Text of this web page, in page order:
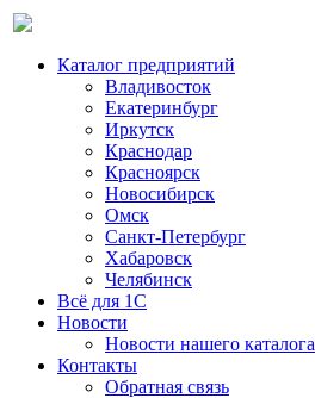
Каталог предприятий
Владивосток
Екатеринбург
Иркутск
Краснодар
Красноярск
Новосибирск
Омск
Санкт-Петербург
Хабаровск
Челябинск
Всё для 1С
Новости
Новости нашего каталога
Контакты
Обратная связь